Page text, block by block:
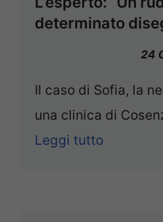
determinato
24
Il caso di Sofia, la
una clinica di
Leggi tutto